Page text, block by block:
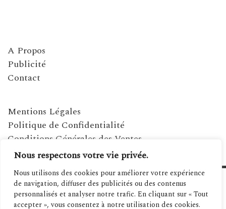
Nous respectons votre vie privée.
Nous utilisons des cookies pour améliorer votre expérience
de navigation, diffuser des publicités ou des contenus
personnalisés et analyser notre trafic. En cliquant sur « Tout
accepter », vous consentez à notre utilisation des cookies.
A Propos
Publicité
Contact
Mentions Légales
Politique de Confidentialité
Conditions Générales des Ventes